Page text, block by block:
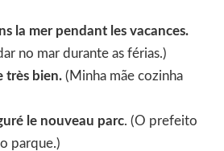
la mer pendant les vacances.
no mar durante as férias.)
très bien.(Minha mãe cozinha
le nouveau parc. (O prefeito
parque.)